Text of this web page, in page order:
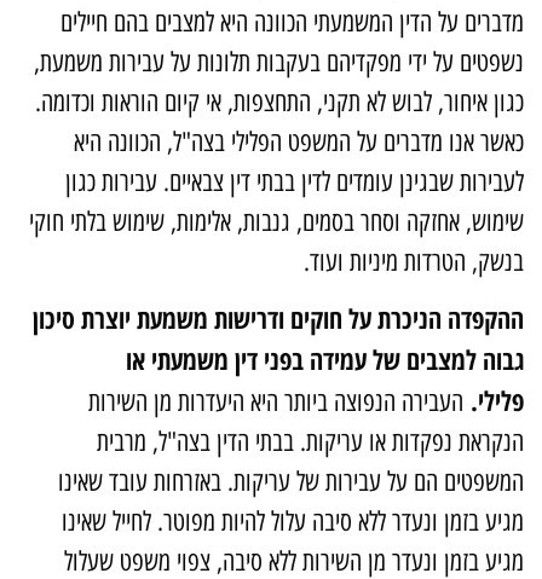
על הדין המשמעתי הכוונה היא למצבים בהם חיילים
על ידי מפקדיהם בעקבות תלונות על עבירות משמעת,
איחור, לבוש לא תקני, התחצפות, אי קיום הוראות וכדומה.
אנו מדברים על המשפט הפלילי בצה"ל, הכוונה היא
שבגינן עומדים לדין בבתי דין צבאיים. עבירות כגון
אחזקה וסחר בסמים, גנבות, אלימות, שימוש בלתי חוקי
הטרדות מיניות ועוד.
הניכרת על חוקים ודרישות משמעת יוצרת סיכון
למצבים של עמידה בפני דין משמעתי או
העבירה הנפוצה ביותר היא היעדרות מן השירות
נפקדות או עריקות. בבתי הדין בצה"ל, מרבית
הם על עבירות של עריקות. באזרחות עובד שאינו
בזמן ונעדר ללא סיבה עלול להיות מפוטר. לחייל שאינו
בזמן ונעדר מן השירות ללא סיבה, צפוי משפט שעלול